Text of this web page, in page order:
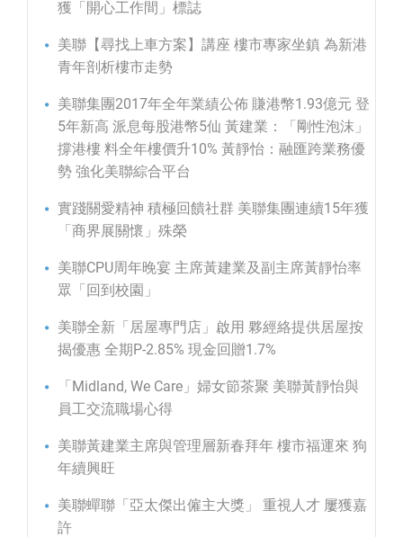
獲「開心工作間」標誌
美聯【尋找上車方案】講座 樓市專家坐鎮 為新港
青年剖析樓市走勢
美聯集團2017年全年業績公佈 賺港幣1.93億元 登
5年新高 派息每股港幣5仙 黃建業：「剛性泡沫」
撐港樓 料全年樓價升10% 黃靜怡：融匯跨業務優
勢 強化美聯綜合平台
實踐關愛精神 積極回饋社群 美聯集團連續15年獲
「商界展關懷」殊榮
美聯CPU周年晚宴 主席黃建業及副主席黃靜怡率
眾「回到校園」
美聯全新「居屋專門店」啟用 夥經絡提供居屋按
揭優惠 全期P-2.85% 現金回贈1.7%
「Midland, We Care」婦女節茶聚 美聯黃靜怡與
員工交流職場心得
美聯黃建業主席與管理層新春拜年 樓市福運來 狗
年續興旺
美聯蟬聯「亞太傑出僱主大獎」 重視人才 屢獲嘉
許